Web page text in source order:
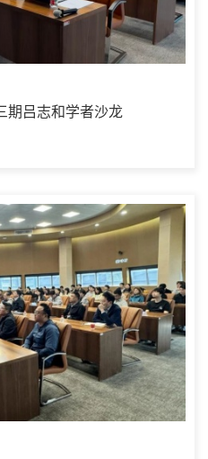
期吕志和学者沙龙